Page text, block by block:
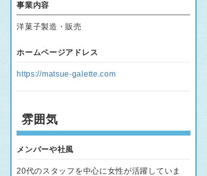
事業内容
洋菓子製造・販売
ホームページアドレス
https://matsue-galette.com
雰囲気
メンバーや社風
20代のスタッフを中心に女性が活躍していま